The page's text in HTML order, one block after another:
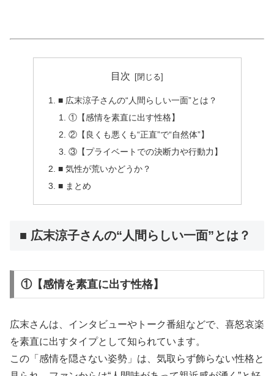
目次
■ 広末涼子さんの“人間らしい一面”とは？
①【感情を素直に出す性格】
②【良くも悪くも“正直”で“自然体”】
③【プライベートでの決断力や行動力】
■ 気性が荒いかどうか？
■ まとめ
■ 広末涼子さんの“人間らしい一面”とは？
①【感情を素直に出す性格】
広末さんは、インタビューやトーク番組などで、喜怒哀楽
を素直に出すタイプとして知られています。
この「感情を隠さない姿勢」は、気取らず飾らない性格と